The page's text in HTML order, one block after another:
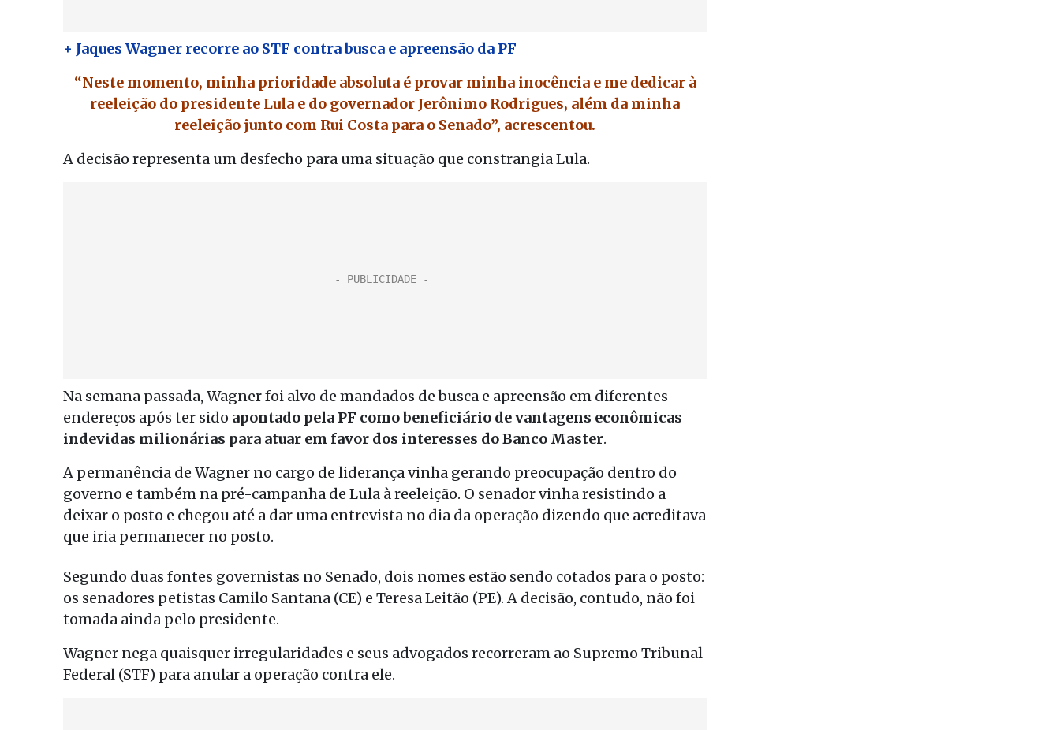
+ Jaques Wagner recorre ao STF contra busca e apreensão da PF
“Neste momento, minha prioridade absoluta é provar minha inocência e me dedicar à
reeleição do presidente Lula e do governador Jerônimo Rodrigues, além da minha
reeleição junto com Rui Costa para o Senado”, acrescentou.
A decisão representa um desfecho para uma situação que constrangia Lula.
Na semana passada, Wagner foi alvo de mandados de busca e apreensão em diferentes
endereços após ter sido apontado pela PF como beneficiário de vantagens econômicas
indevidas milionárias para atuar em favor dos interesses do Banco Master.
A permanência de Wagner no cargo de liderança vinha gerando preocupação dentro do
governo e também na pré-campanha de Lula à reeleição. O senador vinha resistindo a
deixar o posto e chegou até a dar uma entrevista no dia da operação dizendo que acreditava
que iria permanecer no posto.
Segundo duas fontes governistas no Senado, dois nomes estão sendo cotados para o posto:
os senadores petistas Camilo Santana (CE) e Teresa Leitão (PE). A decisão, contudo, não foi
tomada ainda pelo presidente.
Wagner nega quaisquer irregularidades e seus advogados recorreram ao Supremo Tribunal
Federal (STF) para anular a operação contra ele.